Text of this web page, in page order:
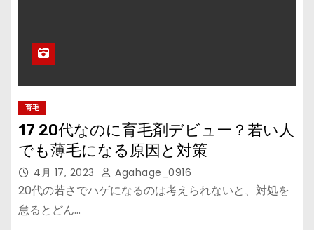
育毛
17 20代なのに育毛剤デビュー？若い人
でも薄毛になる原因と対策
4月 17, 2023 Agahage_0916
20代の若さでハゲになるのは考えられないと、対処を
怠るとどん…